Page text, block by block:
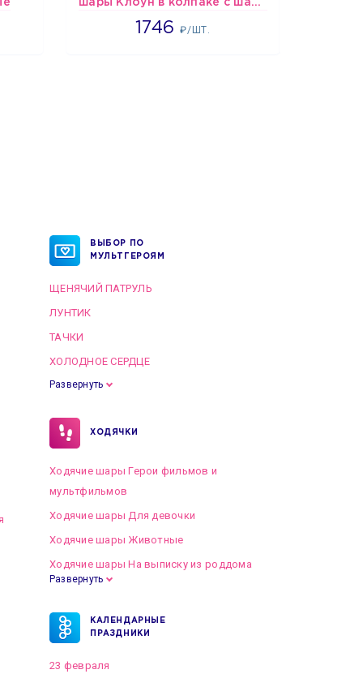
шары Клоун в колпаке с шариком
1746₽/ШТ.
1746
ВЫБОР ПО
МУЛЬТГЕРОЯМ
ЩЕНЯЧИЙ ПАТРУЛЬ
ЛУНТИК
ТАЧКИ
ХОЛОДНОЕ СЕРДЦЕ
Развернуть
ХОДЯЧКИ
Ходячие шары Герои фильмов и
мультфильмов
Ходячие шары Для девочки
Ходячие шары Животные
Ходячие шары На выписку из роддома
Развернуть
КАЛЕНДАРНЫЕ
ПРАЗДНИКИ
23 февраля